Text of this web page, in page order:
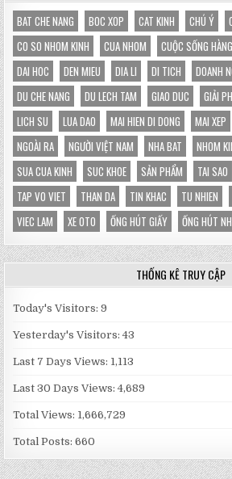
BAT CHE NANG BOC XOP CAT KINH CHÚ Ý
CO SO NHOM KINH
CUA NHOM CUỘC SỐNG
DAI HOC
DEN MIEU DIA LI DI TICH DOANH
DU CHE NANG
DU LECH TAM GIAO DUC GIẢI
LICH SU
LUA DAO MAI HIEN DI DONG MAI XEP
NGOÀI RA
NGƯỜI VIỆT NAM NHA BAT NHOM
SUA CUA KINH
SUC KHOE SẢN PHẨM TAI SAO
TAP VO VIET
THAN DA TIN KHAC TU NHIEN
VIEC LAM
XE OTO ỐNG HÚT GIẤY ỐNG HÚT
THỐNG KÊ TRUY CẬP
Today's Visitors:9
Yesterday's Visitors:43
Last 7 Days Views: 1,113
Last 30 Days Views:4,689
Total Views: 1,666,729
Total Posts:660